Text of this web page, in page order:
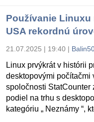
Používanie
USA rekordnú
21.07.2025 | 19:40 |
Linux prvýkrát v histórii
desktopovými počítačmi
spoločnosti StatCounter
podiel na trhu s
kategóriu „ Neznámy “,